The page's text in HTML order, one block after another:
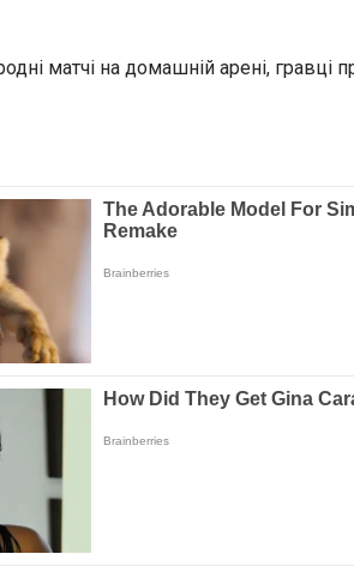
матчі на домашній арені, гравці